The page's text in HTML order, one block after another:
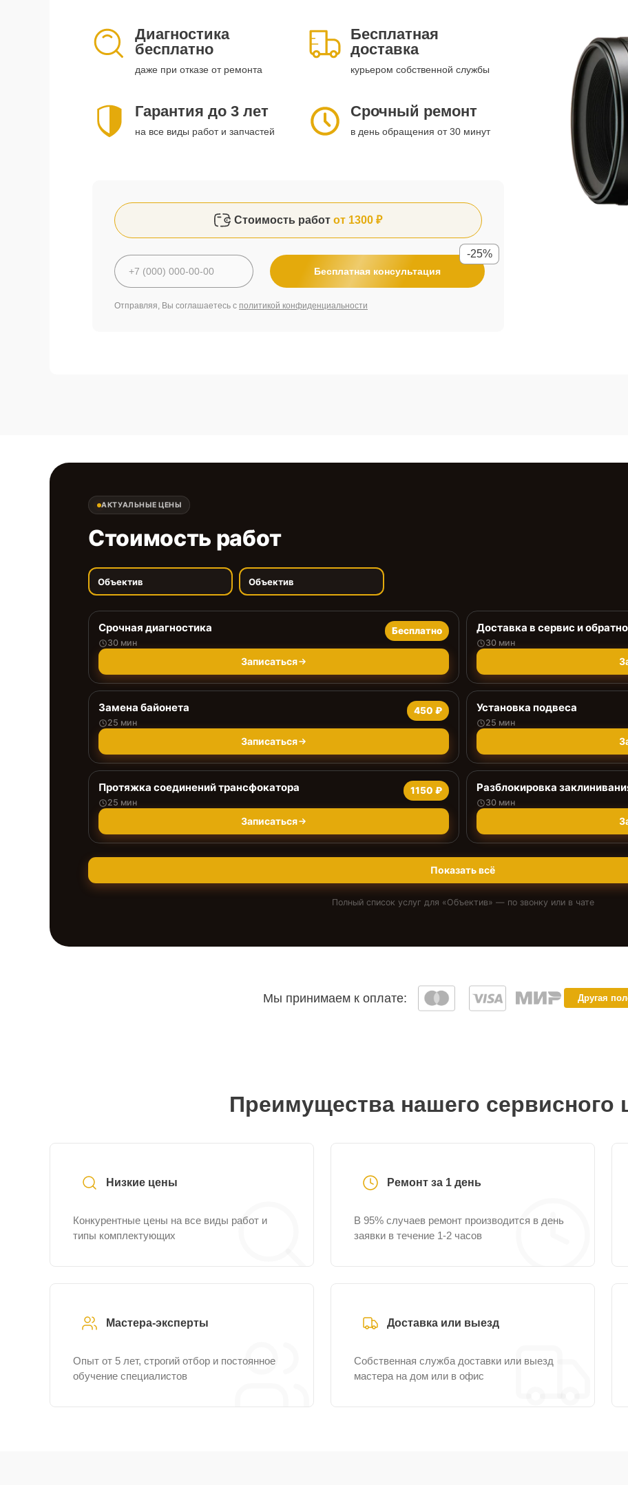
Диагностика
бесплатно
даже при отказе от ремонта
Бесплатная
доставка
курьером собственной службы
Гарантия до 3 лет
на все виды работ и запчастей
Срочный ремонт
в день обращения от 30 минут
Стоимость работ от 1300 ₽
Бесплатная консультация
-25%
Отправляя, Вы соглашаетесь с политикой конфиденциальности
АКТУАЛЬНЫЕ ЦЕНЫ
Стоимость работ
Объектив Объектив
Срочная диагностика
30 мин
Бесплатно
Записаться
Доставка в сервис и обратно
30 мин
Замена байонета
25 мин
450 ₽
Записаться
Установка подвеса
25 мин
Протяжка соединений трансфокатора
25 мин
1150 ₽
Записаться
Разблокировка
30 мин
Показать всё
Полный список услуг для «Объектив» — по звонку или в чате
Мы принимаем к оплате: Другая
Преимущества нашего сервисного
Низкие цены
Конкурентные цены на все виды работ и
типы комплектующих
Ремонт за 1 день
В 95% случаев ремонт производится в день
заявки в течение 1-2 часов
Мастера-эксперты
Опыт от 5 лет, строгий отбор и постоянное
обучение специалистов
Доставка или выезд
Собственная служба доставки или выезд
мастера на дом или в офис